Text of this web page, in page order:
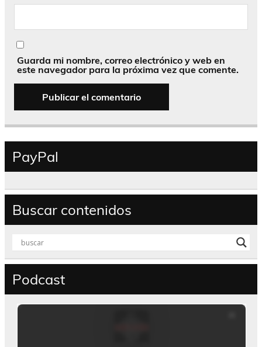
Guarda mi nombre, correo electrónico y web en
este navegador para la próxima vez que comente.
PayPal
Buscar contenidos
Podcast